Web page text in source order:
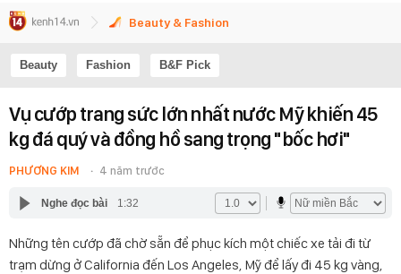
Beauty & Fashion
Beauty Fashion B&F Pick
Vụ cướp trang sức lớn nhất nước Mỹ khiến 45
kg đá quý và đồng hồ sang trọng "bốc hơi"
PHƯƠNG KIM 4 năm trước
Nghe đọc bài 1:32
Những tên cướp đã chờ sẵn để phục kích một chiếc xe tải đi từ
trạm dừng ở California đến Los Angeles, Mỹ để lấy đi 45 kg vàng,